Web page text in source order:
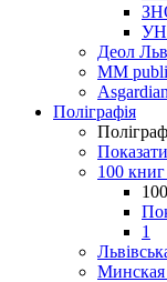
Деол
MM
Поліграфія
Показати
100
1
Минская